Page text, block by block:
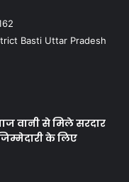
Basti Uttar Pradesh
वानी से मिले सरदार
के लिए